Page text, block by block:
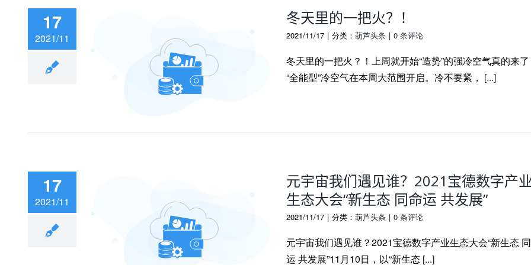
17
2021/11
冬天里的一把火？！
2021/11/17 | 分类： 葫芦头条 | 0 条评论
冬天里的一把火？！上周就开始“造势”的强冷空气真的来
“全能型”冷空气在本周大范围开启。冷不要紧， [...]
17
2021/11
宝德数字产
元宇宙我们遇见谁？2021宝德数字产
生态大会“新生态 同命运 共发展”​
2021/11/17 | 分类： 葫芦头条 | 0 条评论
元宇宙我们遇见谁？2021宝德数字产业生态大会“新生态
运 共发展”​11月10日，以“新生态 [...]